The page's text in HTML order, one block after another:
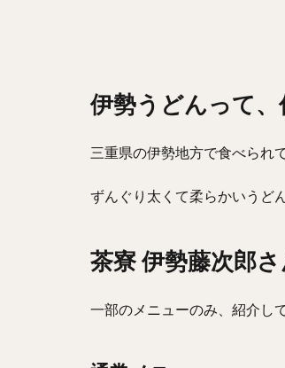
伊勢うどんって、
三重県の伊勢地方で食べられ
ずんぐり太くて柔らかいうど
茶寮 伊勢藤次郎
一部のメニューのみ、紹介し